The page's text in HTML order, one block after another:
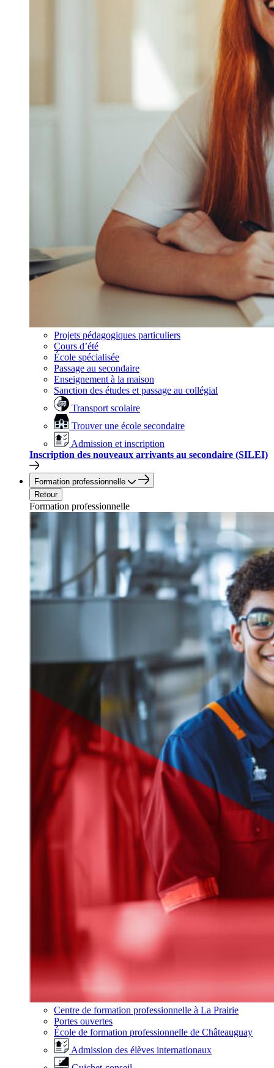
Projets pédagogiques particuliers
Cours d’été
École spécialisée
Passage au secondaire
Enseignement à la maison
Sanction des études et passage au collégial
Transport scolaire
Trouver une école secondaire
Admission et inscription
Inscription des nouveaux arrivants au secondaire (SILEI)
Formation professionnelle
Retour
Formation professionnelle
Centre de formation professionnelle à La Prairie
Portes ouvertes
École de formation professionnelle de Châteauguay
Admission des élèves internationaux